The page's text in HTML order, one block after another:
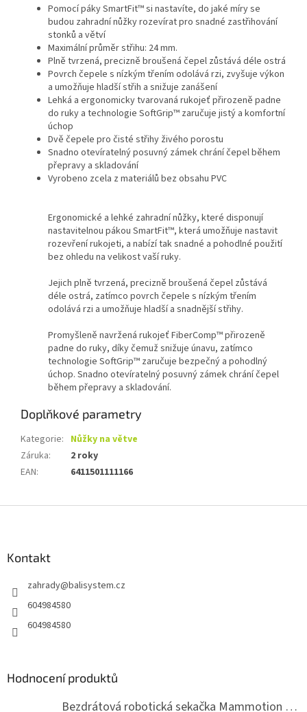
Pomocí páky SmartFit™ si nastavíte, do jaké míry se
budou zahradní nůžky rozevírat pro snadné zastřihování
stonků a větví
Maximální průměr střihu: 24 mm.
Plně tvrzená, precizně broušená čepel zůstává déle ostrá
Povrch čepele s nízkým třením odolává rzi, zvyšuje výkon
a umožňuje hladší střih a snižuje zanášení
Lehká a ergonomicky tvarovaná rukojeť přirozeně padne
do ruky a technologie SoftGrip™ zaručuje jistý a komfortní
úchop
Dvě čepele pro čisté střihy živého porostu
Snadno otevíratelný posuvný zámek chrání čepel během
přepravy a skladování
Vyrobeno zcela z materiálů bez obsahu PVC
Ergonomické a lehké zahradní nůžky, které disponují
nastavitelnou pákou SmartFit™, která umožňuje nastavit
rozevření rukojeti, a nabízí tak snadné a pohodlné použití
bez ohledu na velikost vaší ruky.
Jejich plně tvrzená, precizně broušená čepel zůstává
déle ostrá, zatímco povrch čepele s nízkým třením
odolává rzi a umožňuje hladší a snadnější střihy.
Promyšleně navržená rukojeť FiberComp™ přirozeně
padne do ruky, díky čemuž snižuje únavu, zatímco
technologie SoftGrip™ zaručuje bezpečný a pohodlný
úchop. Snadno otevíratelný posuvný zámek chrání čepel
během přepravy a skladování.
Doplňkové parametry
Kategorie: Nůžky na větve
Záruka:
2 roky
EAN: 6411501111166
Kontakt
zahrady@balisystem.cz
604984580
604984580
Hodnocení produktů
Bezdrátová robotická sekačka Mammotion LUBA mini 2 1500